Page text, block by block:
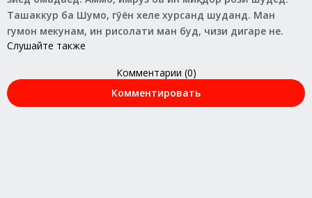
Ташаккур ба Шумо, гӯён хеле хурсанд шуданд. Ман
гумон мекунам, ин рисолати ман буд, чизи дигаре не.
Слушайте также
Комментарии (0)
Комментировать